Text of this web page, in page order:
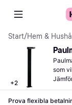
Start/Hem & Hushåll
+2
som
Prova flexibla